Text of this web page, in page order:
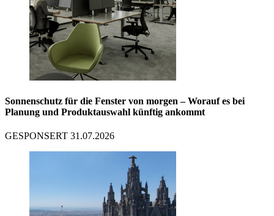
Sonnenschutz für die Fenster von morgen – Worauf es bei
Planung und Produktauswahl künftig ankommt
GESPONSERT 31.07.2026